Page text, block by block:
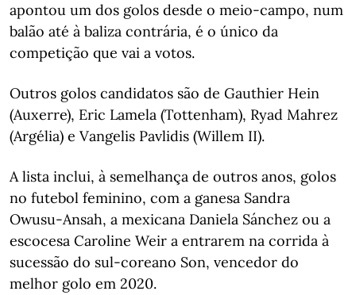
apontou um dos golos desde o meio-campo, num
balão até à baliza contrária, é o único da
competição que vai a votos.
Outros golos candidatos são de Gauthier Hein
(Auxerre), Eric Lamela (Tottenham), Ryad Mahrez
(Argélia) e Vangelis Pavlidis (Willem II).
A lista inclui, à semelhança de outros anos, golos
no futebol feminino, com a ganesa Sandra
Owusu-Ansah, a mexicana Daniela Sánchez ou a
escocesa Caroline Weir a entrarem na corrida à
sucessão do sul-coreano Son, vencedor do
melhor golo em 2020.